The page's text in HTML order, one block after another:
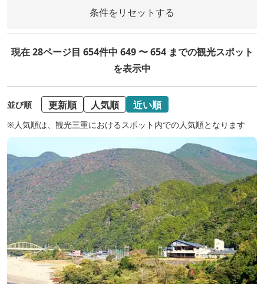
条件をリセットする
現在 28ページ目 654件中 649 〜 654 までの観光スポット
を表示中
並び順 更新順 人気順 近い順
※人気順は、観光三重におけるスポット内での人気順となります